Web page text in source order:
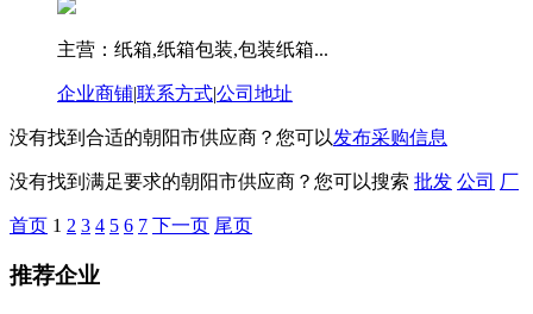
主营：纸箱,纸箱包装,包装纸箱...
企业商铺|联系方式|公司地址
没有找到合适的朝阳市供应商？您可以发布采购信息
没有找到满足要求的朝阳市供应商？您可以搜索 批发 公司 厂
首页 1 2 3 4 5 6 7 下一页 尾页
推荐企业